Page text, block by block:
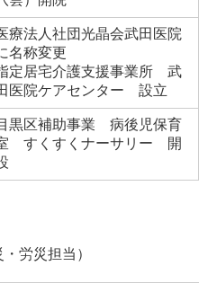
療法人社団光晶会武田医院
名称変更
定居宅介護支援事業所 武
医院ケアセンター 設立
黒区補助事業 病後児保育
すくすくナーサリー 開
労災担当）